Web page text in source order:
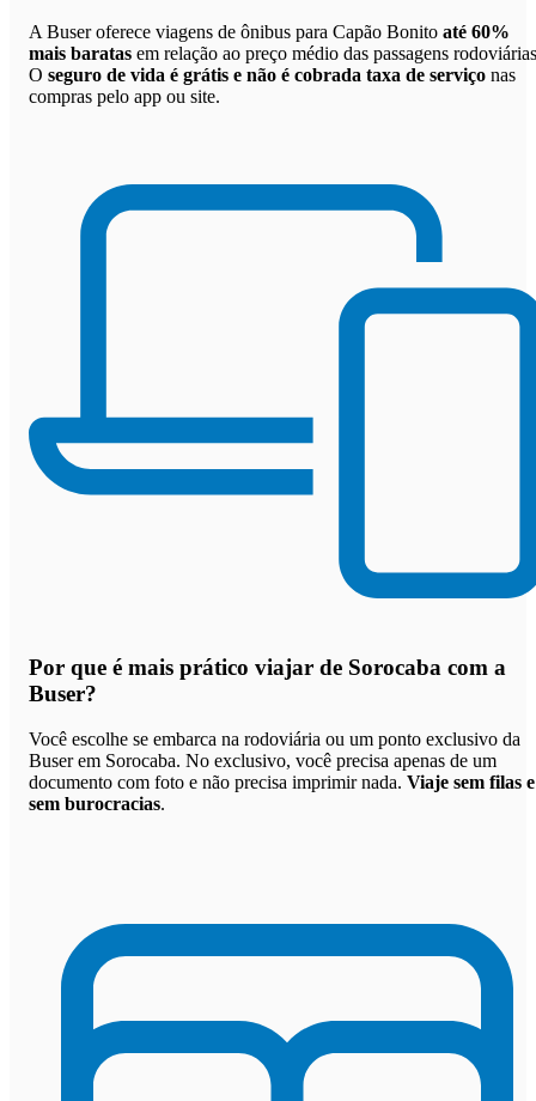
A Buser oferece viagens de ônibus para Capão Bonito até 60%
mais baratas em relação ao preço médio das passagens
O seguro de vida é grátis e não é cobrada taxa de serviço nas
compras pelo app ou site.
Por que é mais prático viajar de Sorocaba com a
Buser?
Você escolhe se embarca na rodoviária ou um ponto exclusivo da
Buser em Sorocaba. No exclusivo, você precisa apenas de um
documento com foto e não precisa imprimir nada. Viaje sem filas e
sem burocracias.